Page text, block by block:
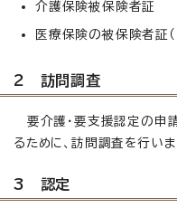
介護保険被保険者証
医療保険の被保険者証
2 訪問調査
要介護・要支援認定の申
るために、訪問調査を行いま
3 認定